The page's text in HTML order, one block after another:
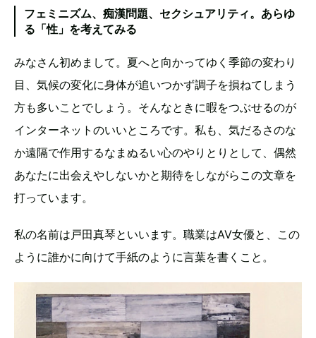
フェミニズム、痴漢問題、セクシュアリティ。あらゆ
る「性」を考えてみる
みなさん初めまして。夏へと向かってゆく季節の変わり
目、気候の変化に身体が追いつかず調子を損ねてしまう
方も多いことでしょう。そんなときに暇をつぶせるのが
インターネットのいいところです。私も、気だるさのな
か遠隔で作用するなまぬるい心のやりとりとして、偶然
あなたに出会えやしないかと期待をしながらこの文章を
打っています。
私の名前は戸田真琴といいます。職業はAV女優と、この
ように誰かに向けて手紙のように言葉を書くこと。